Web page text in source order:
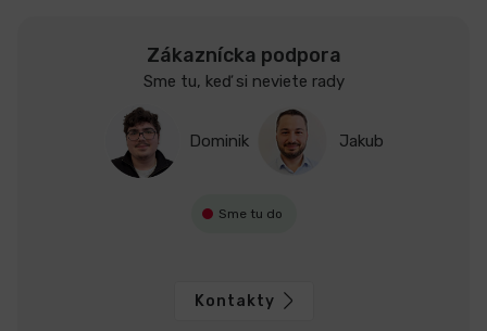
Zákaznícka podpora
Sme tu, keď si neviete rady
Dominik Jakub
Sme tu do
Kontakty